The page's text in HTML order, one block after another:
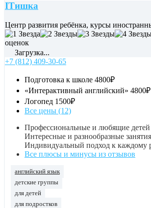
ITишка
Центр развития ребёнка, курсы
оценок
Загрузка...
+7 (812) 409-30-65
Подготовка к школе 4800₽
«Интерактивный английский» 4800₽
Логопед 1500₽
Все цены (12)
Профессиональные и любящие детей
Интересные и разнообразные
Индивидуальный подход к каждому
Все плюсы и минусы из отзывов
английский язык
детские группы
для детей
для подростков